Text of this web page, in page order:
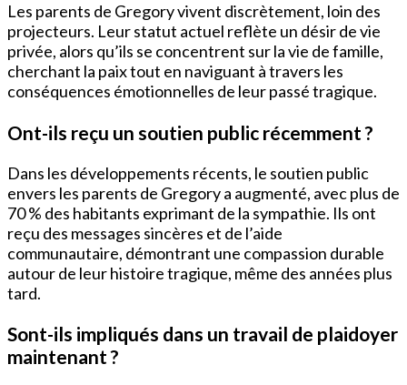
Les parents de Gregory vivent discrètement, loin des
projecteurs. Leur statut actuel reflète un désir de vie
privée, alors qu’ils se concentrent sur la vie de famille,
cherchant la paix tout en naviguant à travers les
conséquences émotionnelles de leur passé tragique.
Ont-ils reçu un soutien public récemment ?
Dans les développements récents, le soutien public
envers les parents de Gregory a augmenté, avec plus de
70 % des habitants exprimant de la sympathie. Ils ont
reçu des messages sincères et de l’aide
communautaire, démontrant une compassion durable
autour de leur histoire tragique, même des années plus
tard.
Sont-ils impliqués dans un travail de plaidoyer
maintenant ?